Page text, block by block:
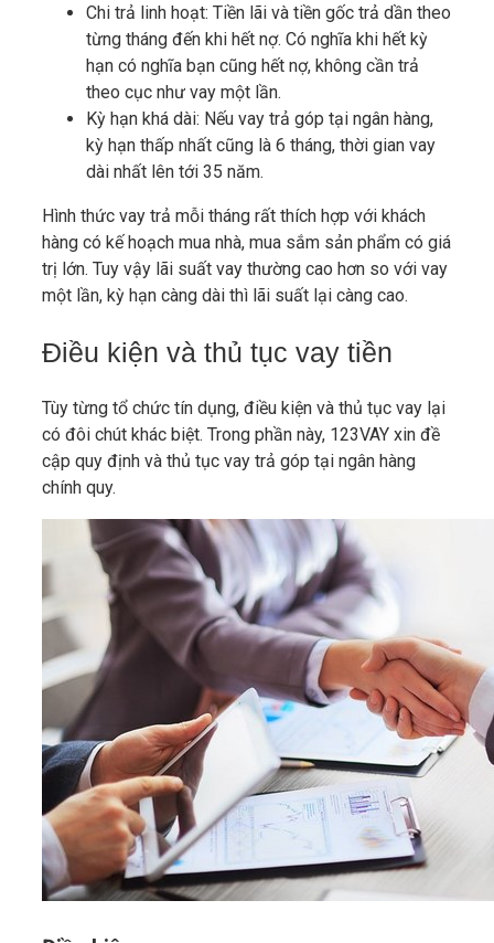
Chi trả linh hoạt: Tiền lãi và tiền gốc trả dần theo
từng tháng đến khi hết nợ. Có nghĩa khi hết kỳ
hạn có nghĩa bạn cũng hết nợ, không cần trả
theo cục như vay một lần.
Kỳ hạn khá dài: Nếu vay trả góp tại ngân hàng,
kỳ hạn thấp nhất cũng là 6 tháng, thời gian vay
dài nhất lên tới 35 năm.
Hình thức vay trả mỗi tháng rất thích hợp với khách
hàng có kế hoạch mua nhà, mua sắm sản phẩm có giá
trị lớn. Tuy vậy lãi suất vay thường cao hơn so với vay
một lần, kỳ hạn càng dài thì lãi suất lại càng cao.
Điều kiện và thủ tục vay tiền
Tùy từng tổ chức tín dụng, điều kiện và thủ tục vay lại
có đôi chút khác biệt. Trong phần này, 123VAY xin đề
cập quy định và thủ tục vay trả góp tại ngân hàng
chính quy.